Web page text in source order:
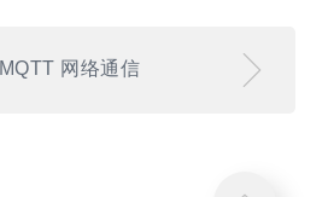
MQTT 网络通信